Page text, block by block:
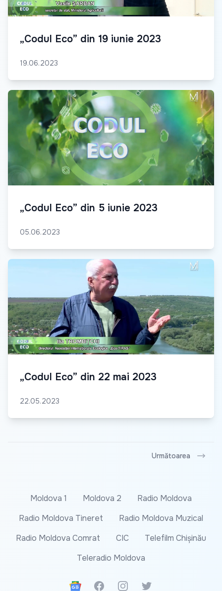
„Codul Eco” din 19 iunie 2023
19.06.2023
„Codul Eco” din 5 iunie 2023
05.06.2023
„Codul Eco” din 22 mai 2023
22.05.2023
Următoarea
Moldova 1 Moldova 2
Radio Moldova
Radio Moldova Tineret
Radio Moldova Muzical
Radio Moldova Comrat
CIC
Telefilm Chișinău
Teleradio Moldova
Google News
FacebookInstagramTwitter